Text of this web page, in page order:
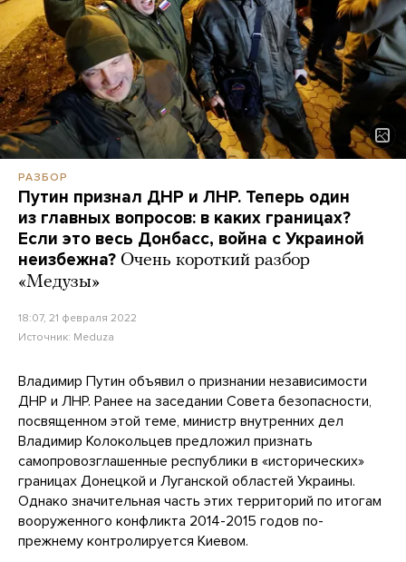
РАЗБОР
Путин признал ДНР и ЛНР. Теперь один
из главных вопросов: в каких границах?
Если это весь Донбасс, война с Украиной
неизбежна? Очень короткий разбор
«Медузы»
18:07, 21 февраля 2022
Источник: Meduza
Владимир Путин объявил о признании независимости
ДНР и ЛНР. Ранее на заседании Совета безопасности,
посвященном этой теме, министр внутренних дел
Владимир Колокольцев предложил признать
самопровозглашенные республики в «исторических»
границах Донецкой и Луганской областей Украины.
Однако значительная часть этих территорий по итогам
вооруженного конфликта 2014-2015 годов по-
прежнему контролируется Киевом.